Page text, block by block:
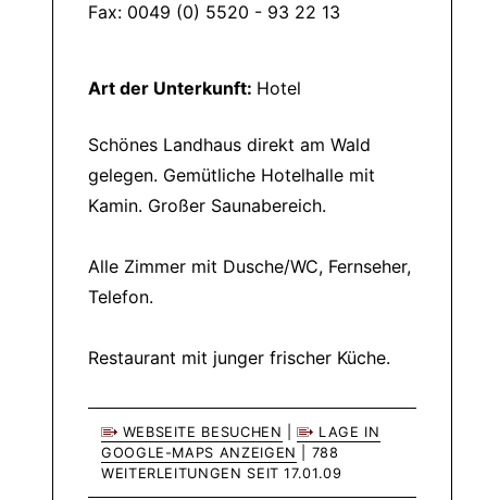
Fax: 0049 (0) 5520 - 93 22 13
Art der Unterkunft: Hotel
Schönes Landhaus direkt am Wald
gelegen. Gemütliche Hotelhalle mit
Kamin. Großer Saunabereich.
Alle Zimmer mit Dusche/WC, Fernseher,
Telefon.
Restaurant mit junger frischer Küche.
WEBSEITE BESUCHEN |
LAGE IN
GOOGLE-MAPS ANZEIGEN
| 788
WEITERLEITUNGEN SEIT 17.01.09